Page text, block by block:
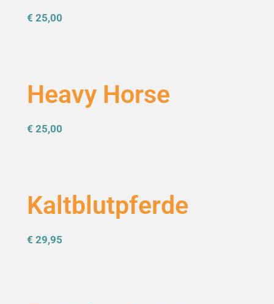
€ 25,00
Heavy Horse
€ 25,00
Kaltblutpferde
€ 29,95